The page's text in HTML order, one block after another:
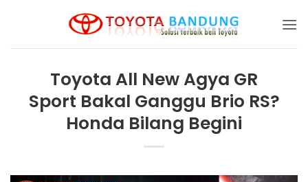
Toyota All New Agya GR
Sport Bakal Ganggu Brio RS?
Honda Bilang Begini